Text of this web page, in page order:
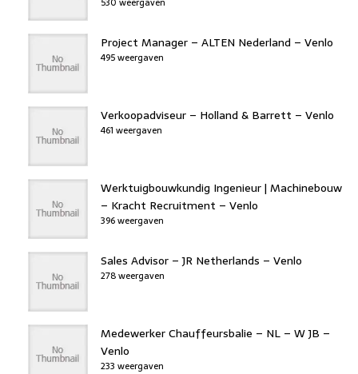
Project Manager – ALTEN Nederland – Venlo
495 weergaven
Verkoopadviseur – Holland & Barrett – Venlo
461 weergaven
Werktuigbouwkundig Ingenieur | Machinebouw
– Kracht Recruitment – Venlo
396 weergaven
Sales Advisor – JR Netherlands – Venlo
278 weergaven
Medewerker Chauffeursbalie – NL – W JB –
Venlo
233 weergaven